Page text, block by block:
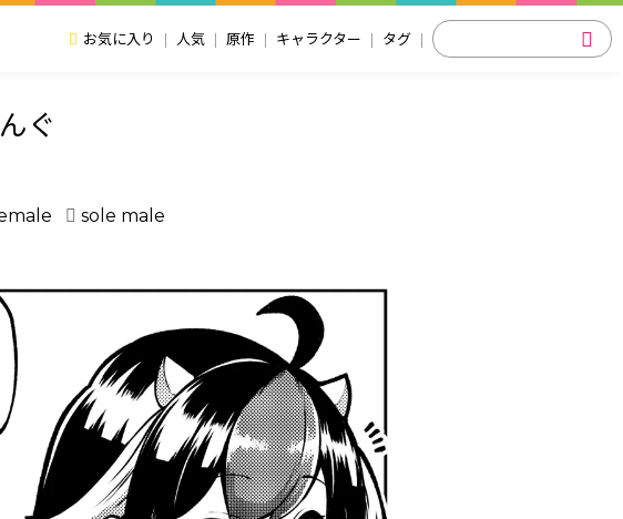
お気に入り 人気 原作 キャラクター タグ
ぐ
sole male